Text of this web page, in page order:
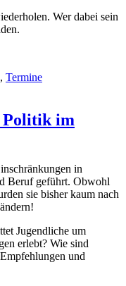
Wer dabei sein
, Termine
Politik im
in
Beruf geführt. Obwohl
sie bisher kaum nach
Jugendliche um
erlebt? Wie sind
und